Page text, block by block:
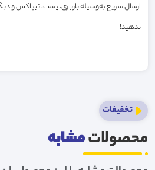
ارسال سریع به‌وسیله باربری، پست، تیپاکس و
ندهید!
تخفیفات
محصولاتمشابه